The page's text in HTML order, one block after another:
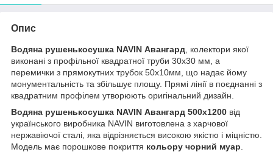
Опис
Водяна рушенькосушка NAVIN Авангард , колектори якої
виконані з профільної квадратної труби 30х30 мм, а
перемички з прямокутних трубок 50х10мм, що надає йому
монументальність та збільшує площу. Прямі лінії в поєднанні з
квадратним профілем утворюють оригінальний дизайн.
Водяна рушенькосушка NAVIN Авангард 500х1200 від
українського виробника NAVIN виготовлена з харчової
нержавіючої сталі, яка відрізняється високою якістю і міцністю.
Модель має порошкове покриття кольору чорний муар